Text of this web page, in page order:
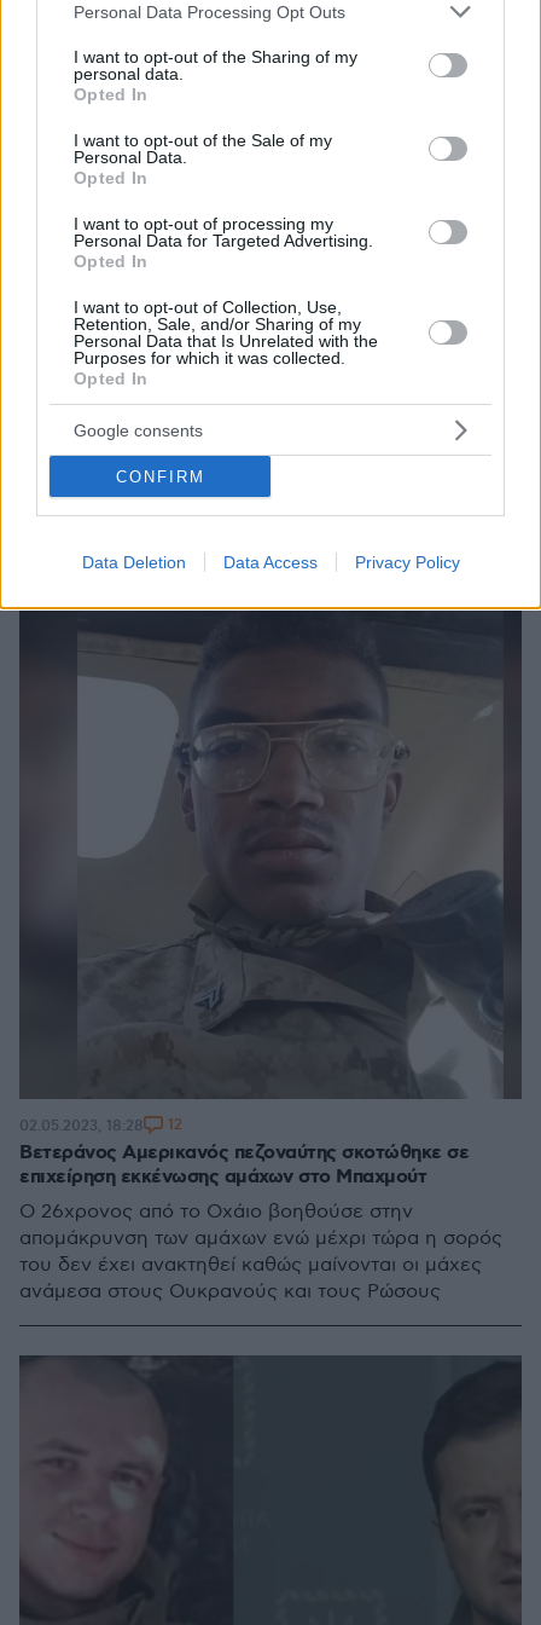
Please note that this website/app uses one or more Google
not limited to your visit or usage behaviour. You may click to
grant or deny consent to Google and its third-party tags to
use your data for below specified purposes in below Google
consent section.
Personal Data Processing Opt Outs
I want to opt-out of the Sharing of my
personal data.
Opted In
I want to opt-out of the Sale of my
Personal Data.
Opted In
I want to opt-out of processing my
Personal Data for Targeted Advertising.
Opted In
I want to opt-out of Collection, Use,
Retention, Sale, and/or Sharing of my
Personal Data that Is Unrelated with the
Purposes for which it was collected.
Opted In
Google consents
CONFIRM
Data Deletion Data Access Privacy Policy
Ποιος είναι ο πεζοναύτης που έκανε το σώμα του
«γέφυρα» για να περάσουν από πάνω του ηλικιωμένοι
πλημμυροπαθείς
Υπηρετεί ως υπαξιωματικός στην 32η Ταξιαρχία
Πεζοναυτών και σύμφωνα με στελέχη τα οποία έχουν
υπηρετήσει μαζί του, διακρίνεται από υψηλό
φρόνημα και αίσθηση του καθήκοντος, έχοντας
καταδρομείς
13.09.2023, 17:49 73
Βετεράνος Αμερικανός πεζοναύτης σκοτώθηκε σε
επιχείρηση εκκένωσης αμάχων στο Μπαχμούτ
Ο 26χρονος από το Οχάιο βοηθούσε στην
απομάκρυνση των αμάχων ενώ μέχρι τώρα η σορός
του δεν έχει ανακτηθεί καθώς μαίνονται οι μάχες
ανάμεσα στους Ουκρανούς και τους Ρώσους
02.05.2023, 18:28 12